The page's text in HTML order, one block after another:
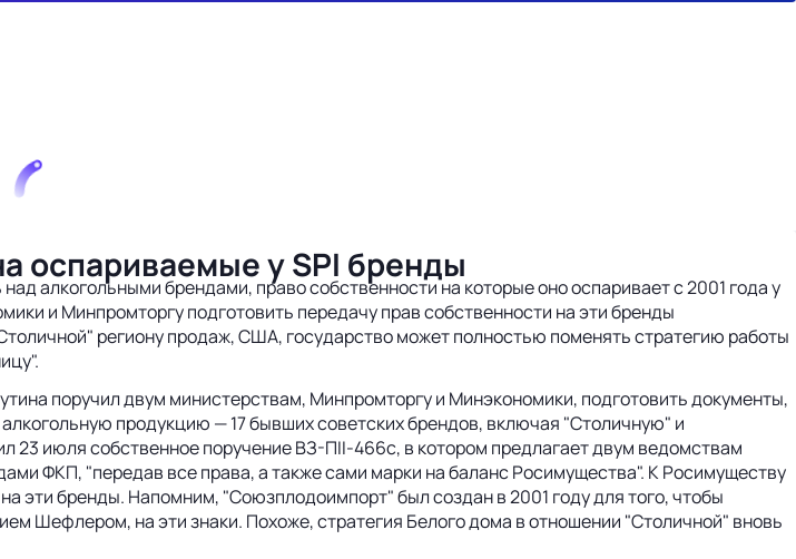
оспариваемые у SPI бренды
алкогольными брендами, право собственности на которые оно оспаривает с 2001 года у
и Минпромторгу подготовить передачу прав собственности на эти бренды
региону продаж, США, государство может полностью поменять стратегию работы
поручил двум министерствам, Минпромторгу и Минэкономики, подготовить документы,
продукцию — 17 бывших советских брендов, включая "Столичную" и
июля собственное поручение ВЗ-ПII-466с, в котором предлагает двум ведомствам
ФКП, "передав все права, а также сами марки на баланс Росимущества". К Росимуществу
эти бренды. Напомним, "Союзплодоимпорт" был создан в 2001 году для того, чтобы
Шефлером, на эти знаки. Похоже, стратегия Белого дома в отношении "Столичной" вновь